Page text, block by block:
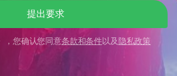
提出要求
，您确认您同意条款和条件以及 隐私政策